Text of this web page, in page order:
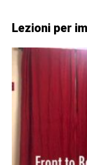
Lezioni per